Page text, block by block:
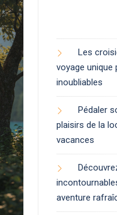
Les
voyage unique
inoubliables
Pédaler
plaisirs de la
vacances
aventure